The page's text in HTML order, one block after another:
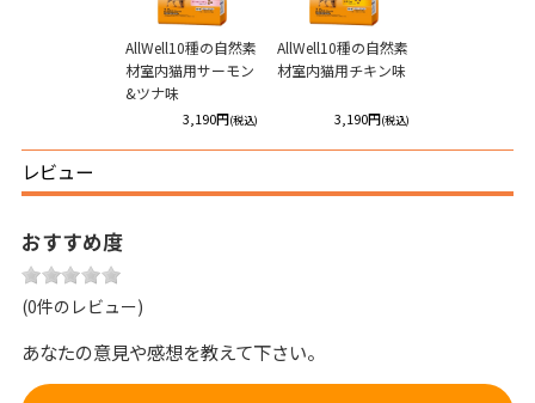
AllWell10種の自然素
材室内猫用サーモン
&ツナ味
3,190円(税込)
AllWell10種の自然素
材室内猫用チキン味
3,190円(税込)
レビュー
おすすめ度
(0件のレビュー)
あなたの意見や感想を教えて下さい。